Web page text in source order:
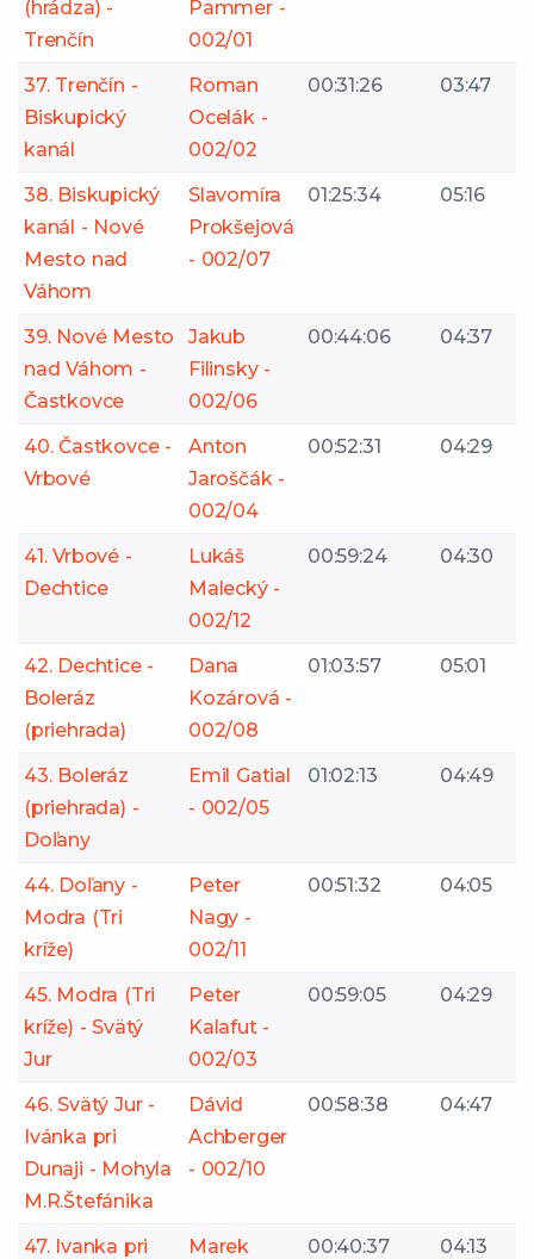
(hrádza) -
Trenčín
Pammer -
002/01
37. Trenčín -
Biskupický
kanál
Roman
Ocelák -
002/02
00:31:26 03:47
38. Biskupický
kanál - Nové
Mesto nad
Váhom
Slavomíra
Prokšejová
- 002/07
01:25:34 05:16
39. Nové Mesto
nad Váhom -
Častkovce
Jakub
Filinsky -
002/06
00:44:06 04:37
40. Častkovce -
Vrbové
Anton
Jaroščák -
002/04
00:52:31 04:29
41. Vrbové -
Dechtice
Lukáš
Malecký -
002/12
00:59:24 04:30
42. Dechtice -
Boleráz
(priehrada)
Dana
Kozárová -
002/08
01:03:57 05:01
43. Boleráz
(priehrada) -
Doľany
Emil Gatial
- 002/05
01:02:13 04:49
44. Doľany -
Modra (Tri
kríže)
Peter
Nagy -
002/11
00:51:32 04:05
45. Modra (Tri
kríže) - Svätý
Jur
Peter
Kalafut -
002/03
00:59:05 04:29
46. Svätý Jur -
Ivánka pri
Dunaji - Mohyla
M.R.Štefánika
Dávid
Achberger
- 002/10
00:58:38 04:47
47. Ivanka pri Marek 00:40:37 04:13